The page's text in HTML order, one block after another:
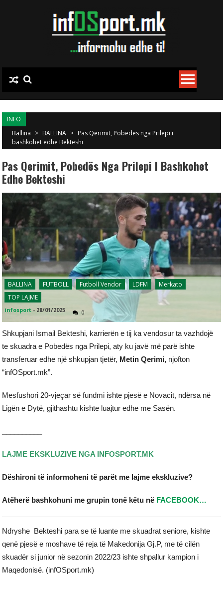
INFO
Ballina > BALLINA > Pas Qerimit, Pobedës nga Prilepi i
bashkohet edhe Bekteshi
Pas Qerimit, Pobedës Nga Prilepi I Bashkohet
Edhe Bekteshi
BALLINA FUTBOLL Futboll Vendor LDFM
Merkato
TOP LAJME
infosport - 28/01/2025 0
Shkupjani Ismail Bekteshi, karrierën e tij ka vendosur ta vazhdojë
te skuadra e Pobedës nga Prilepi, aty ku javë më parë ishte
transferuar edhe një shkupjan tjetër, Metin Qerimi, njofton
“infOSport.mk”.
Mesfushori 20-vjeçar së fundmi ishte pjesë e Novacit, ndërsa në
Ligën e Dytë, gjithashtu kishte luajtur edhe me Sasën.
LAJME EKSKLUZIVE NGA INFOSPORT.MK
Dëshironi të informoheni të parët me lajme ekskluzive?
Atëherë bashkohuni me grupin tonë këtu në FACEBOOK…
Ndryshe Bekteshi para se të luante me skuadrat seniore, kishte
qenë pjesë e moshave të reja të Makedonija Gj.P, me të cilën
skuadër si junior në sezonin 2022/23 ishte shpallur kampion i
Maqedonisë. (infOSport.mk)